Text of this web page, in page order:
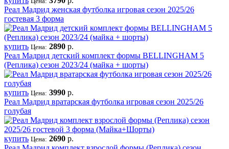
Реал Мадрид женская футболка игровая сезон 2025/26
гостевая 3 форма
купить Цена: 2890 р.
Реал Мадрид детский комплект формы BELLINGHAM 5
(Реплика) сезон 2023/24 (майка + шорты)
купить Цена: 3990 р.
Реал Мадрид вратарская футболка игровая сезон 2025/26
голубая
купить Цена: 2690 р.